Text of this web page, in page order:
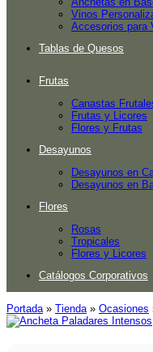
Vinos
Accesorios para
Tablas de Quesos
Frutas
Canastas
Frutas y Licores
Flores y Frutas
Desayunos
Desayunos en
Desayunos en
Flores
Rosas
Tropicales
Flores y Licores
Catálogos Corporativos
Portada » Tienda » Ocasiones